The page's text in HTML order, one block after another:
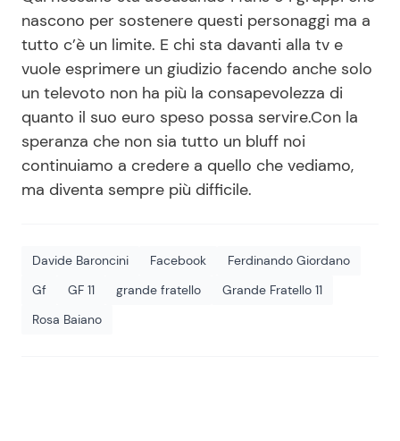
nascono per sostenere questi personaggi ma a
tutto c’è un limite. E chi sta davanti alla tv e
vuole esprimere un giudizio facendo anche solo
un televoto non ha più la consapevolezza di
quanto il suo euro speso possa servire.Con la
speranza che non sia tutto un bluff noi
continuiamo a credere a quello che vediamo,
ma diventa sempre più difficile.
Davide Baroncini Facebook
Ferdinando Giordano
Gf
GF 11 grande fratello
Grande Fratello 11
Rosa Baiano